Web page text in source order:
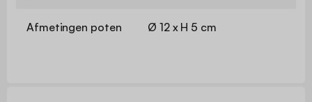
Afmetingen poten Ø 12 x H 5 cm